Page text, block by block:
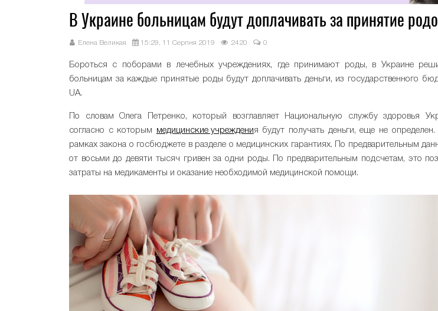
В Украине больницам будут доплачивать за принятие
Елена Великая 15:29, 11 Серпня 2019 2420 0
Бороться с поборами в лечебных учреждениях, где принимают роды, в Украине
больницам за каждые принятые роды будут доплачивать деньги, из государственного
UA.
По словам Олега Петренко, который возглавляет Национальную службу здоровья
согласно с которым медицинские учреждения будут получать деньги, еще не
рамках закона о госбюджете в разделе о медицинских гарантиях. По предварительным
от восьми до девяти тысяч гривен за одни роды. По предварительным подсчетам, это
затраты на медикаменты и оказание необходимой медицинской помощи.